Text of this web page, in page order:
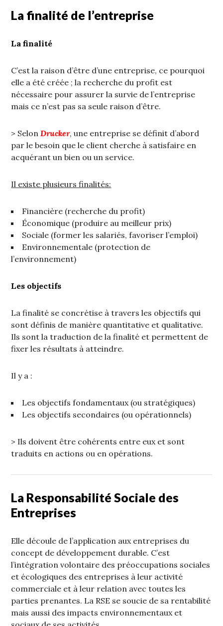
La finalité de l’entreprise
La finalité
C’est la raison d’être d’une entreprise, ce pourquoi
elle a été créée ; la recherche du profit est
nécessaire pour assurer la survie de l’entreprise
mais ce n’est pas sa seule raison d’être.
> SelonDrucker, une entreprise se définit d’abord
par le besoin que le client cherche à satisfaire en
acquérant un bien ou un service.
Il existe plusieurs finalités:
Financière (recherche du profit)
Économique (produire au meilleur prix)
Sociale (former les salariés, favoriser l’emploi)
Environnementale (protection de
l’environnement)
Les objectifs
La finalité se concrétise à travers les objectifs qui
sont définis de manière quantitative et qualitative.
Ils sont la traduction de la finalité et permettent de
fixer les résultats à atteindre.
Il y a :
Les objectifs fondamentaux (ou stratégiques)
Les objectifs secondaires (ou opérationnels)
> Ils doivent être cohérents entre eux et sont
traduits en actions ou en opérations.
La Responsabilité Sociale des
Entreprises
Elle découle de l’application aux entreprises du
concept de développement durable. C’est
l’intégration volontaire des préoccupations sociales
et écologiques des entreprises à leur activité
commerciale et à leur relation avec toutes les
parties prenantes. La RSE se soucie de sa rentabilité
mais aussi des impacts environnementaux et